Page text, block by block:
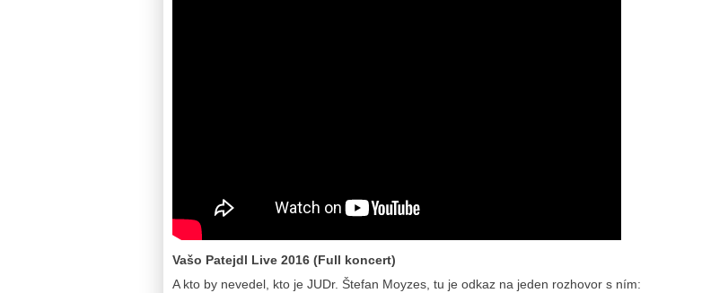
Vašo Patejdl Live 2016 (Full koncert)
A kto by nevedel, kto je JUDr. Štefan Moyzes, tu je odkaz na jeden rozhovor s ním: